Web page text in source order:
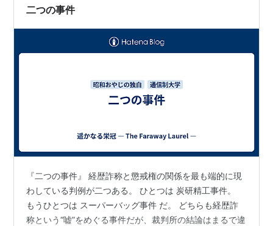
二つの事件
『二つの事件』 経歴詐称と懲戒権の関係を最も端的に現
わしている判例が二つある。 ひとつは 炭研精工事件。
もうひとつは スーパーバッグ事件 だ。 どちらも経歴詐
称という“嘘”をめぐる事件だが、裁判所の結論はまるで違